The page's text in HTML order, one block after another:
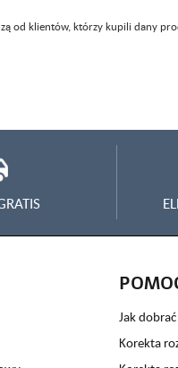
od klientów, którzy kupili dany
Jak
Korekta